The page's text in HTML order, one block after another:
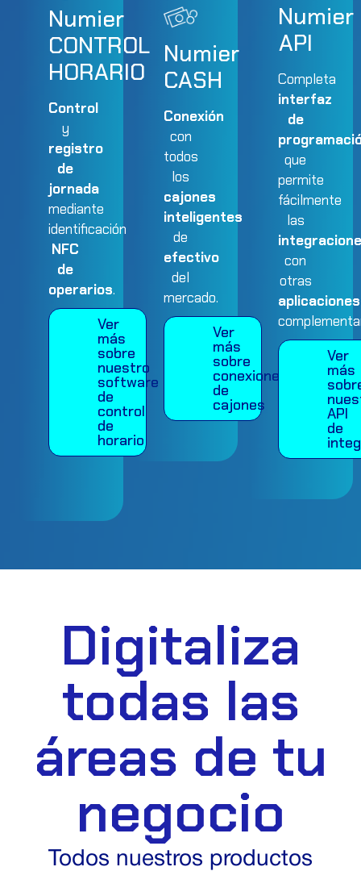
Numier
CONTROL
HORARIO
Control
y
registro
de
jornada
mediante
identificación
NFC
de
operarios.
Ver
más
sobre
nuestro
software
de
control
de
horario
Numier
CASH
Conexión
con
todos
los
cajones
inteligentes
de
efectivo
del
mercado.
Ver
más
sobre
conexiones
de
cajones
Numier
API
Completa
interfaz
de
que
permite
fácilmente
las
con
otras
aplicaciones
Ver
más
API
de
Digitaliza
todas las
áreas de tu
negocio
Todos nuestros productos